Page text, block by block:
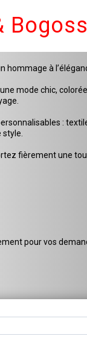
hommage à
mode chic,
:
fièrement une
pour vos